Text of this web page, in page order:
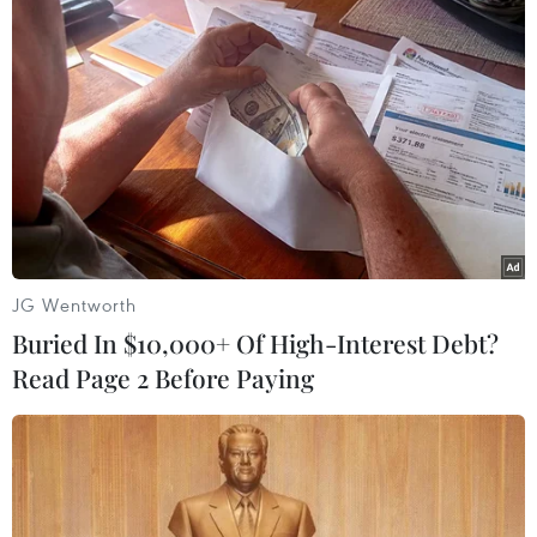
Hồ Núi Cốc vẫn đang tiến hành xả lũ với lưu
lượng 50 m3/giây./.
(TTXVN/Vietnam+)
JG Wentworth
Buried In $10,000+ Of High-Interest Debt?
Read Page 2 Before Paying